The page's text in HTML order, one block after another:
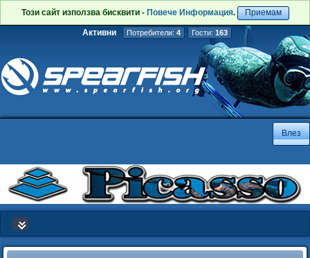
Този сайт използва бисквити - Повече Информация. Приемам
Активни Потребители: 4 Гости: 163